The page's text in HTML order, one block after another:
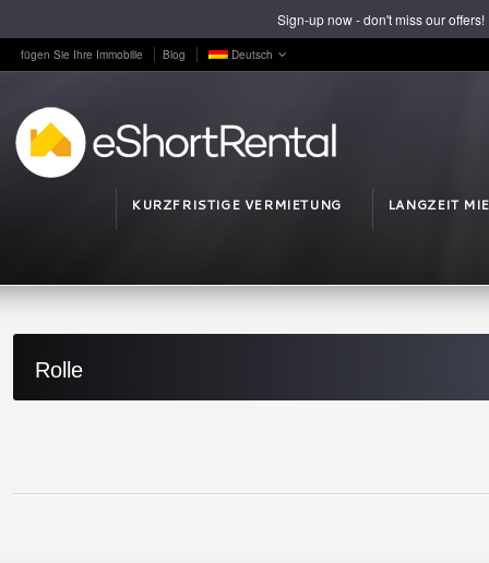
fügen Sie Ihre Immobilie Blog Deutsch
KURZFRISTIGE VERMIETUNG LANGZEIT
Rolle
Sign-up now - don't miss our offers!